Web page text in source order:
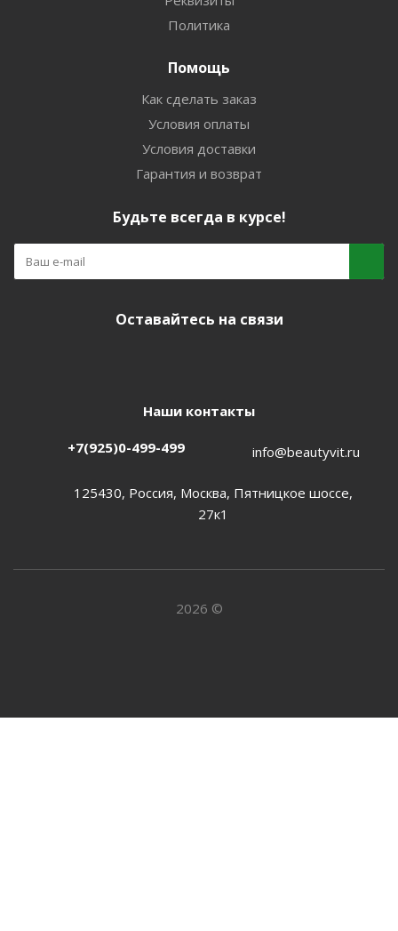
Политика
Помощь
Как сделать заказ
Условия оплаты
Условия доставки
Гарантия и возврат
Будьте всегда в курсе!
Оставайтесь на связи
Наши контакты
+7(925)0-499-499 info@beautyvit.ru
125430, Россия, Москва, Пятницкое шоссе,
27к1
2026 ©